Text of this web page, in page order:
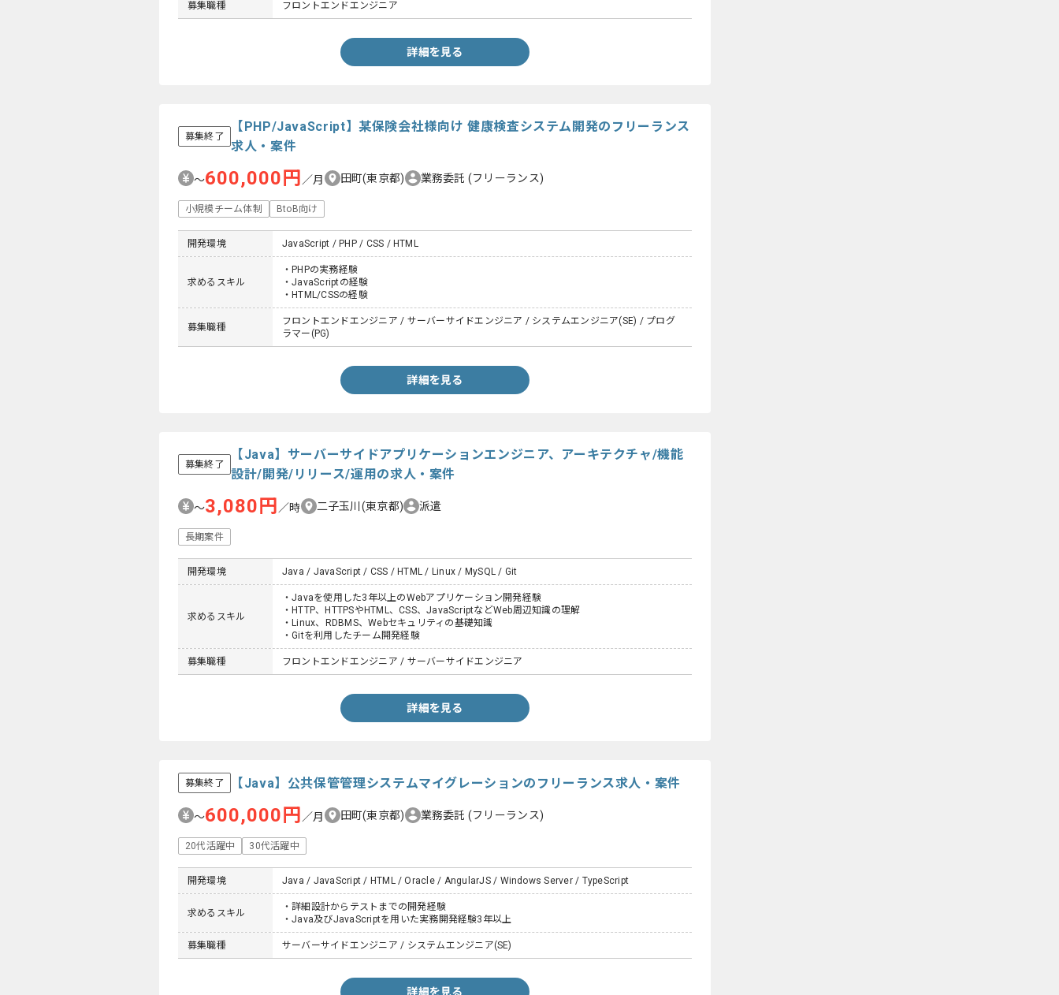
募集職種 フロントエンドエンジニア
詳細を見る
募集終了
【PHP/JavaScript】某保険会社様向け 健康検査システム開発のフリーランス
求人・案件
〜600,000円 ／月 田町(東京都) 業務委託 (フリーランス)
小規模チーム体制 BtoB向け
開発環境 JavaScript / PHP / CSS / HTML
求めるスキル
・PHPの実務経験
・JavaScriptの経験
・HTML/CSSの経験
募集職種
フロントエンドエンジニア / サーバーサイドエンジニア / システムエンジニア(SE) / プログ
ラマー(PG)
詳細を見る
募集終了
【Java】サーバーサイドアプリケーションエンジニア、アーキテクチャ/機能
設計/開発/リリース/運用の求人・案件
〜3,080円／時 二子玉川(東京都) 派遣
長期案件
開発環境 Java / JavaScript / CSS / HTML / Linux / MySQL / Git
求めるスキル
・Javaを使用した3年以上のWebアプリケーション開発経験
・HTTP、HTTPSやHTML、CSS、JavaScriptなどWeb周辺知識の理解
・Linux、RDBMS、Webセキュリティの基礎知識
・Gitを利用したチーム開発経験
募集職種 フロントエンドエンジニア / サーバーサイドエンジニア
詳細を見る
募集終了 【Java】公共保管管理システムマイグレーションのフリーランス求人・案件
〜600,000円 ／月 田町(東京都) 業務委託 (フリーランス)
20代活躍中 30代活躍中
開発環境 Java / JavaScript / HTML / Oracle / AngularJS / Windows Server / TypeScript
求めるスキル
・詳細設計からテストまでの開発経験
・Java及びJavaScriptを用いた実務開発経験3年以上
募集職種 サーバーサイドエンジニア / システムエンジニア(SE)
詳細を見る